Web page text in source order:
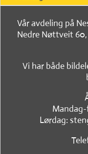
Vår avdeling på
Nedre Nøttveit 60,
Vi har både
Lørdag: